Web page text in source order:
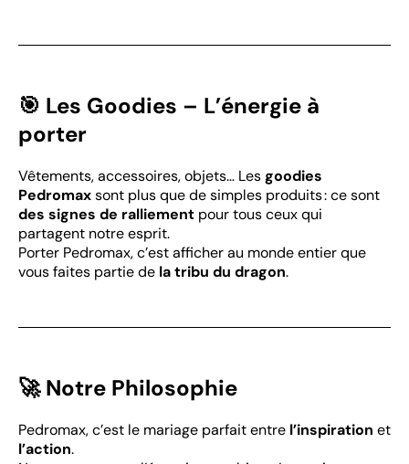
🎯 Les Goodies – L’énergie à
porter
Vêtements, accessoires, objets… Lesgoodies
Pedromaxsont plus que de simples produits : ce sont
des signes de ralliement pour tous ceux qui
partagent notre esprit.
Porter Pedromax, c’est afficher au monde entier que
vous faites partie de la tribu du dragon.
🚀 Notre Philosophie
Pedromax, c’est le mariage parfait entre l’inspiration et
l’action.